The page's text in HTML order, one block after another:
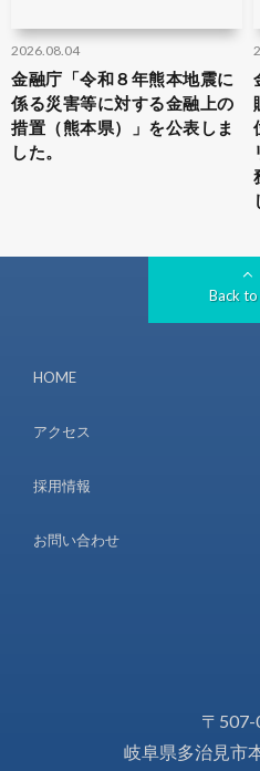
2026.08.04
金融庁「令和８年熊本地震に
係る災害等に対する金融上の
措置（熊本県）」を公表しま
した。
Back
HOME
アクセス
採用情報
お問い合わせ
〒507-
岐阜県多治見市